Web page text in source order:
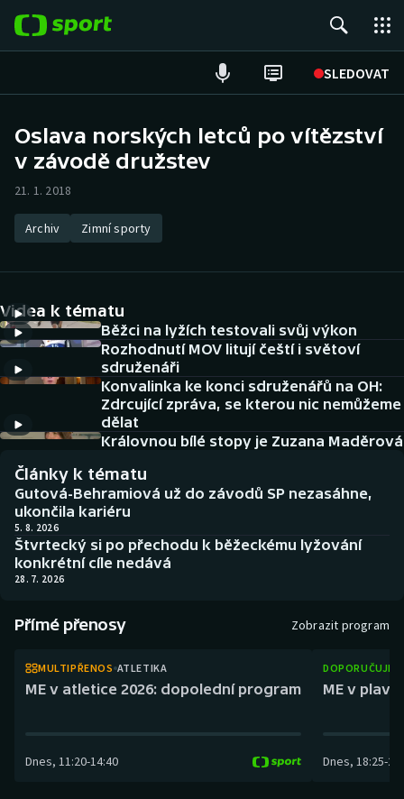
SLEDOVAT
ME v plavání
Hokej
DALŠÍ SPORTY
Americký fotbal
Basketbal
Biatlon
Box
Curling
Dostihy
NEPŘEHLÉDNĚTE
Aplikace ČT sport
AZ kvíz
Oslava norských letců po vítězství
v závodě družstev
21. 1. 2018
Archiv Zimní sporty
Videa k tématu
Běžci na lyžích testovali svůj výkon
Rozhodnutí MOV litují čeští i světoví
sdruženáři
Konvalinka ke konci sdruženářů na OH:
Zdrcující zpráva, se kterou nic nemůžeme
dělat
Královnou bílé stopy je Zuzana Maděrová
Články k tématu
Gutová-Behramiová už do závodů SP nezasáhne,
ukončila kariéru
5. 8. 2026
Štvrtecký si po přechodu k běžeckému lyžování
konkrétní cíle nedává
28. 7. 2026
Přímé přenosy Zobrazit program
MULTIPŘENOS ATLETIKA
ME v atletice 2026: dopolední program
Dnes, 11:20-14:40
ME v
Dnes, 18:25-